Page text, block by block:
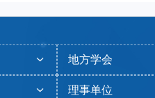
地方学会
理事单位